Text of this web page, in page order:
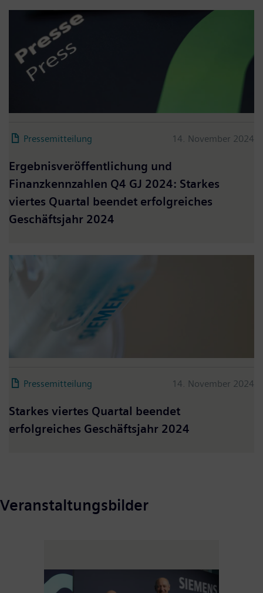
Pressemitteilung 14. November 2024
Ergebnisveröffentlichung und
Finanzkennzahlen Q4 GJ 2024: Starkes
viertes Quartal beendet erfolgreiches
Geschäftsjahr 2024
Pressemitteilung 14. November 2024
Starkes viertes Quartal beendet
erfolgreiches Geschäftsjahr 2024
Veranstaltungsbilder